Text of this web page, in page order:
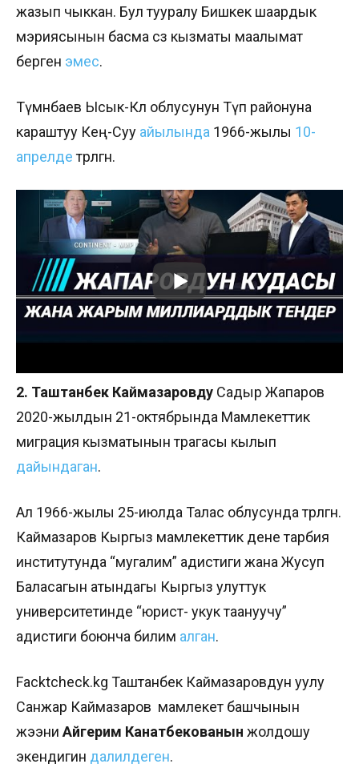
жазып чыккан. Бул тууралу Бишкек шаардык
мэриясынын басма сөз кызматы маалымат
берген эмес.
Түмөнбаев Ысык-Көл облусунун Түп районуна
караштуу Кең-Суу айылында 1966-жылы 10-
апрелдетөрөлгөн.
2. Таштанбек Каймазаровду Садыр Жапаров
2020-жылдын 21-октябрында Мамлекеттик
миграция кызматынын төрагасы кылып
дайындаган.
Ал 1966-жылы 25-июлда Талас облусунда төрөлгөн.
Каймазаров Кыргыз мамлекеттик дене тарбия
институтунда “мугалим” адистиги жана Жусуп
Баласагын атындагы Кыргыз улуттук
университетинде “юрист- укук таануучу”
адистиги боюнча билим алган.
Facktcheck.kg Таштанбек Каймазаровдун уулу
Санжар Каймазаров мамлекет башчынын
жээни Айгерим Канатбекованын жолдошу
экендигин далилдеген.